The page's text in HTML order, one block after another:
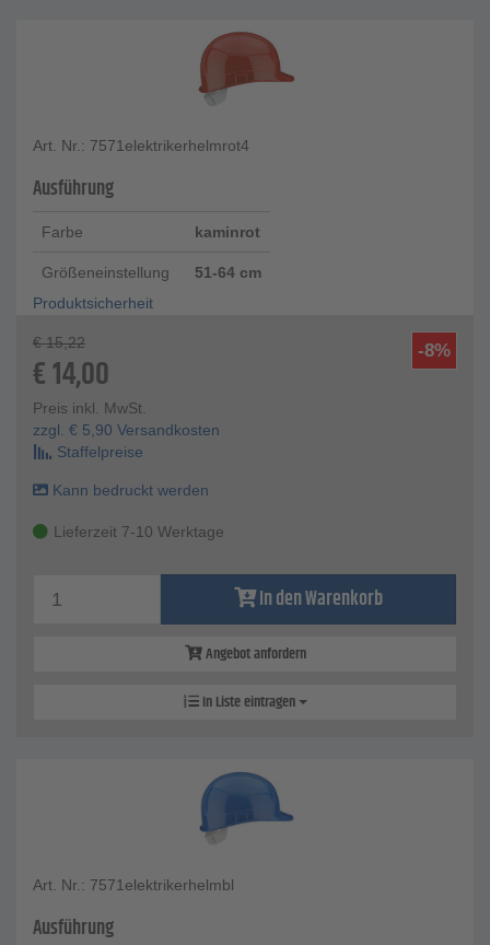
Art. Nr.: 7571elektrikerhelmrot4
Ausführung
Farbe kaminrot
Größeneinstellung
51-64 cm
Produktsicherheit
-8%
€ 15,22
€14,00
Preis inkl. MwSt.
zzgl. € 5,90 Versandkosten
Staffelpreise
Kann bedruckt werden
Lieferzeit 7-10 Werktage
In den Warenkorb
Angebot anfordern
In Liste eintragen
Art. Nr.: 7571elektrikerhelmbl
Ausführung